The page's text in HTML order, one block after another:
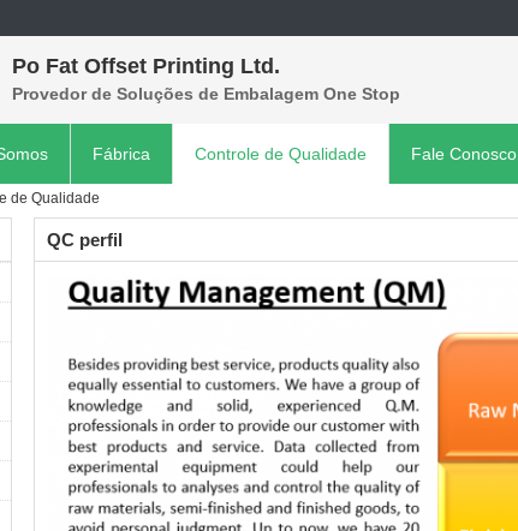
Po Fat Offset Printing Ltd.
Provedor de Soluções de Embalagem One Stop
Fábrica Controle de Qualidade Fale Conosco
de Qualidade
QC perfil